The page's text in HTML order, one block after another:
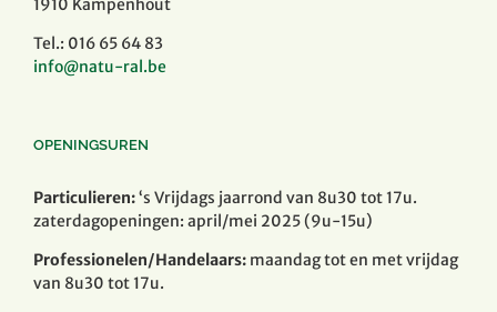
1910 Kampenhout
Tel.: 016 65 64 83
info@natu-ral.be
OPENINGSUREN
Particulieren:‘s Vrijdags jaarrond van 8u30 tot 17u.
zaterdagopeningen: april/mei 2025 (9u-15u)
Professionelen/Handelaars: maandag tot en met vrijdag
van 8u30 tot 17u.